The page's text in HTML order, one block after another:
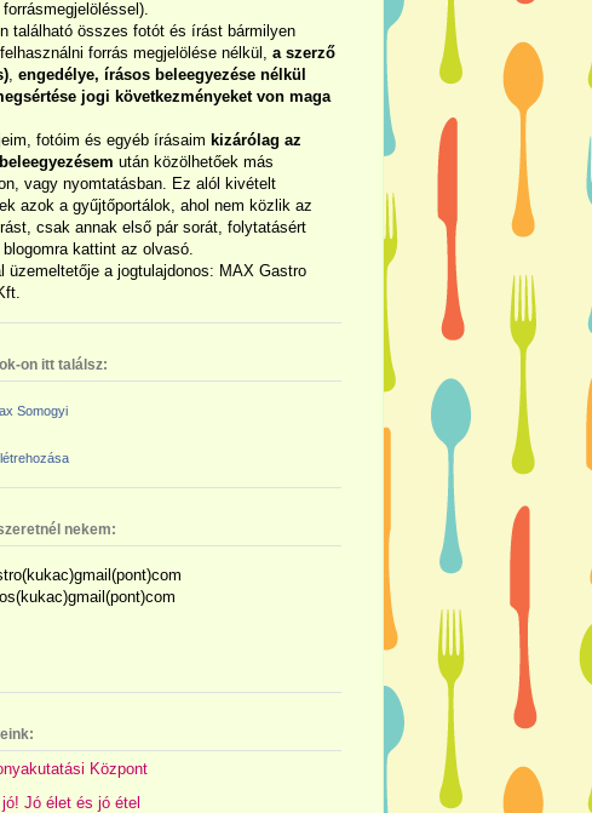
található összes fotót és írást bármilyen
forrás megjelölése nélkül, a szerző
engedélye, írásos beleegyezése nélkül
jogi következményeket von maga
fotóim és egyéb írásaim kizárólag az
után közölhetőek más
vagy nyomtatásban. Ez alól kivételt
azok a gyűjtőportálok, ahol nem közlik az
csak annak első pár sorát, folytatásért
kattint az olvasó.
üzemeltetője a jogtulajdonos: MAX Gastro
on itt találsz:
Somogyi
nekem:
Központ
Jó élet és jó étel